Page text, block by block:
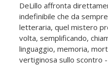
DeLillo affronta
indefinibile che da
letteraria, quel mistero
volta, semplificando,
linguaggio, memoria,
vertiginosa sullo scontro